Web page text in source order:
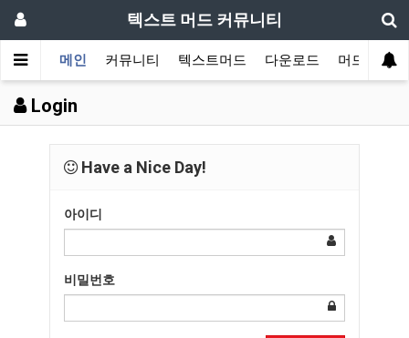
텍스트 머드 커뮤니티
메인 커뮤니티 텍스트머드 다운로드 머드 잡담
Login
Have a Nice Day!
아이디
비밀번호